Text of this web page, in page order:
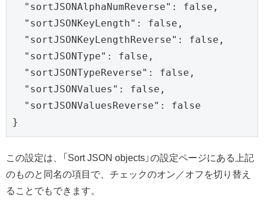
  "sortJSONAlphaNumReverse": false,
  "sortJSONKeyLength": false,
  "sortJSONKeyLengthReverse": false,
  "sortJSONType": false,
  "sortJSONTypeReverse": false,
  "sortJSONValues": false,
  "sortJSONValuesReverse": false
}
この設定は、「Sort JSON objects」の設定ページにある上記
のものと同名の項目で、チェックのオン／オフを切り替え
ることでもできます。